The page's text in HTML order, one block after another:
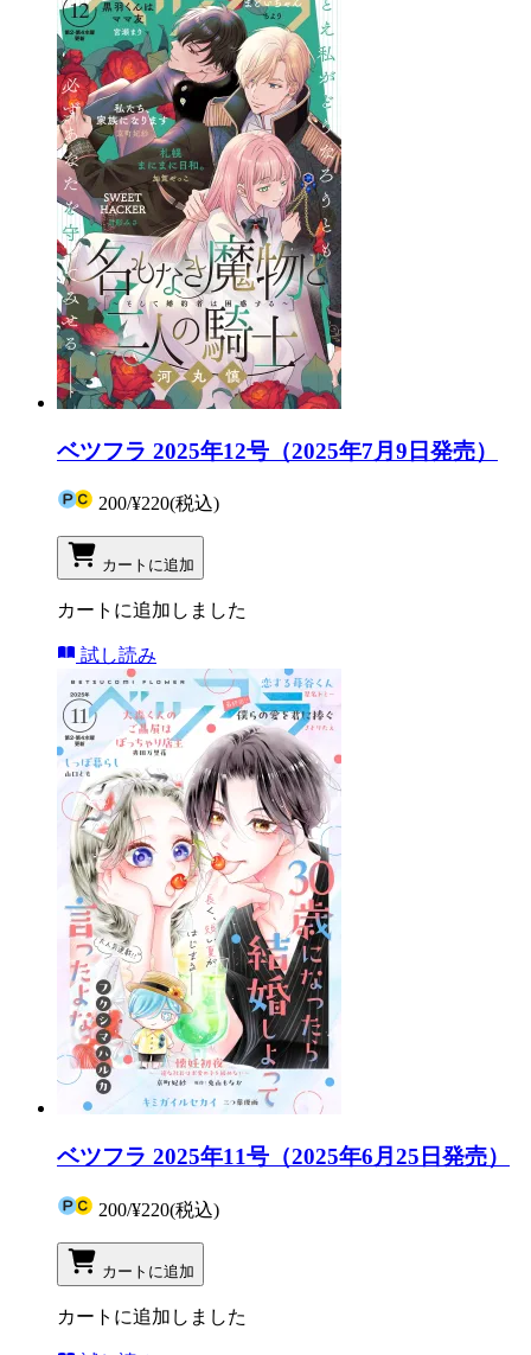
ベツフラ 2025年12号（2025年7月9日発売）
200/¥220(税込)
カートに追加
カートに追加しました
試し読み
ベツフラ 2025年11号（2025年6月25日発売）
200/¥220(税込)
カートに追加
カートに追加しました